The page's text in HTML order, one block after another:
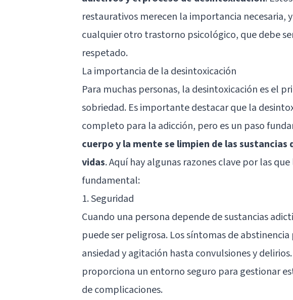
restaurativos merecen la importancia necesaria,
cualquier otro trastorno psicológico, que debe
respetado.
La importancia de la desintoxicación
Para muchas personas, la desintoxicación es el
sobriedad. Es importante destacar que la
completo para la adicción, pero es un paso
cuerpo y la mente se limpien de las
vidas. Aquí hay algunas razones clave por las
fundamental:
1. Seguridad
Cuando una persona depende de sustancias
puede ser peligrosa. Los síntomas de
ansiedad y agitación hasta convulsiones y
proporciona un entorno seguro para gestionar
de complicaciones.